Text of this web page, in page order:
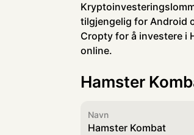
tilgjengelig for Android
Cropty for å investere i
online.
Hamster
Navn
Hamster Kombat